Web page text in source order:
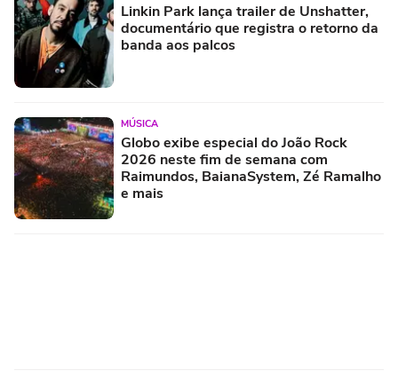
Linkin Park lança trailer de Unshatter,
documentário que registra o retorno da
banda aos palcos
MÚSICA
Globo exibe especial do João Rock
2026 neste fim de semana com
Raimundos, BaianaSystem, Zé Ramalho
e mais